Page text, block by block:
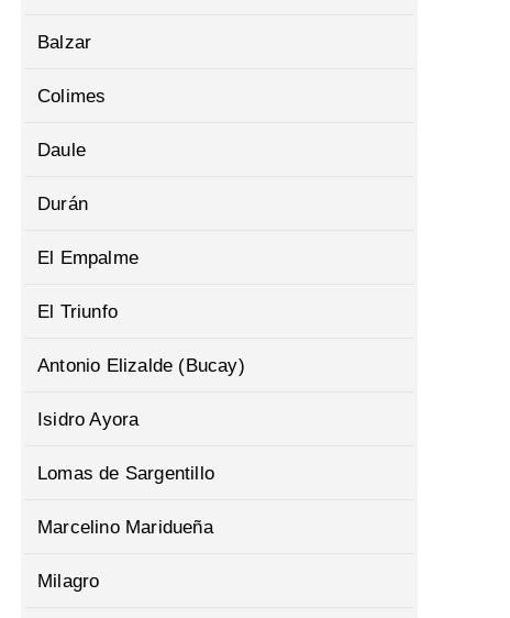
Balzar
Colimes
Daule
Durán
El Empalme
El Triunfo
Antonio Elizalde (Bucay)
Isidro Ayora
Lomas de Sargentillo
Marcelino Maridueña
Milagro